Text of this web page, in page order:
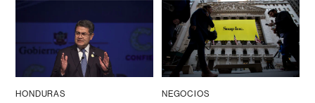
HONDURAS NEGOCIOS